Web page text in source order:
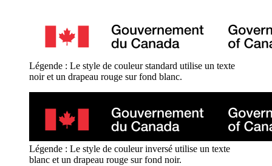
Légende : Le style de couleur standard utilise un texte
noir et un drapeau rouge sur fond blanc.
Légende : Le style de couleur inversé utilise un texte
blanc et un drapeau rouge sur fond noir.